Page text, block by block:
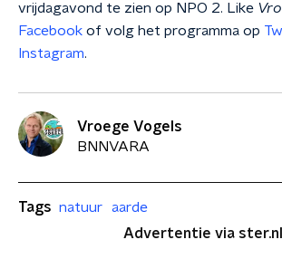
vrijdagavond te zien op NPO 2. Like
Facebook of volg het programma op
Instagram.
Vroege Vogels
BNNVARA
Tags natuur
aarde
Advertentie via ster.nl